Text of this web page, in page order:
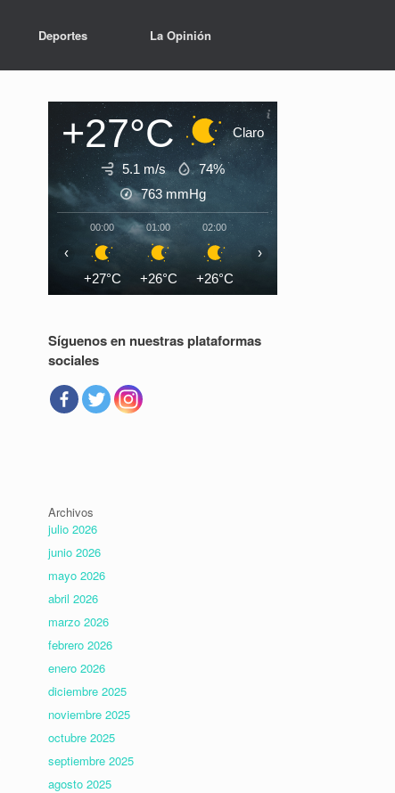
Deportes La Opinión
+27°C Claro
5.1 m/s
74%
763mmHg
00:00
+27°C
01:00
+26°C
02:00
+26°C
03:00
‹ ›
Síguenos en nuestras plataformas
sociales
Archivos
julio 2026
junio 2026
mayo 2026
abril 2026
marzo 2026
febrero 2026
enero 2026
diciembre 2025
noviembre 2025
octubre 2025
septiembre 2025
agosto 2025